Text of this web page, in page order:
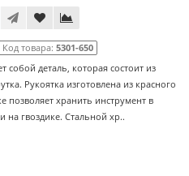
Код товара: 5301-650
собой деталь, которая состоит из
Рукоятка изготовлена из красного
позволяет хранить инструмент в
гвоздике. Стальной хр..